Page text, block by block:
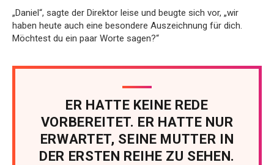
„Daniel“, sagte der Direktor leise und beugte sich vor, „wir
haben heute auch eine besondere Auszeichnung für dich.
Möchtest du ein paar Worte sagen?“
ER HATTE KEINE REDE
VORBEREITET. ER HATTE NUR
ERWARTET, SEINE MUTTER IN
DER ERSTEN REIHE ZU SEHEN.